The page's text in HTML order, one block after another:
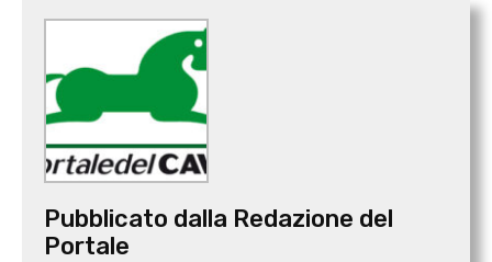
Pubblicato dalla Redazione del
Portale